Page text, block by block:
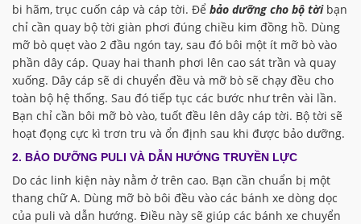
bi hãm, trục cuốn cáp và cáp tời. Để bảo dưỡng cho bộ tờibạn
chỉ cần quay bộ tời giàn phơi đúng chiều kim đồng hồ. Dùng
mỡ bò quẹt vào 2 đầu ngón tay, sau đó bôi một ít mỡ bò vào
phần dây cáp. Quay hai thanh phơi lên cao sát trần và quay
xuống. Dây cáp sẽ di chuyển đều và mỡ bò sẽ chạy đều cho
toàn bộ hệ thống. Sau đó tiếp tục các bước như trên vài lần.
Bạn chỉ cần bôi mỡ bò vào, tuốt đều lên dây cáp tời. Bộ tời sẽ
hoạt đọng cực kì trơn tru và ổn định sau khi được bảo dưỡng.
2. BẢO DƯỠNG PULI VÀ DẪN HƯỚNG TRUYỀN LỰC
Do các linh kiện này nằm ở trên cao. Bạn cần chuẩn bị một
thang chữ A. Dùng mỡ bò bôi đều vào các bánh xe dòng dọc
của puli và dẫn hướng. Điều này sẽ giúp các bánh xe chuyển